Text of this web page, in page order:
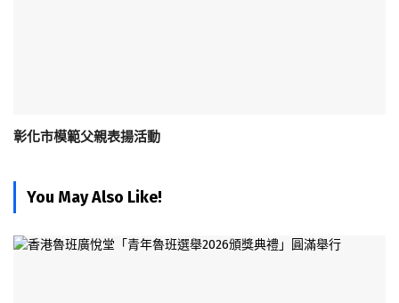
彰化市模範父親表揚活動
You May Also Like!